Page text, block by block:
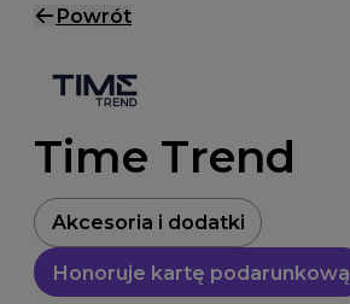
Powrót
Time Trend
Akcesoria i dodatki
Honoruje kartę podarunkową